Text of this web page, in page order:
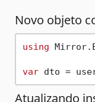
Novo objeto
using
var
Atualizando